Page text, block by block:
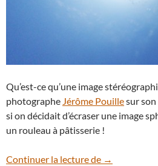
Qu’est-ce qu’une image
photographe Jérôme Pouillesur son
si on décidait d’écraser une image
un rouleau à pâtisserie !
Continuer la lecture de Une image
→